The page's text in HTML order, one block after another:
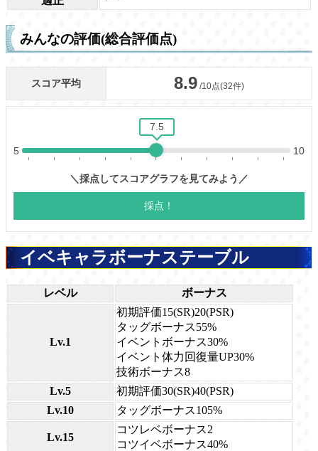
みんなの評価(総合評価点)
イベキャラボーナステーブル
レベル ボーナス
Lv.1
初期評価15(SR)20(PSR)
タッグボーナス55%
イベントボーナス30%
イベント体力回復量UP30%
技術ボーナス8
Lv.5
初期評価30(SR)40(PSR)
Lv.10
タッグボーナス105%
Lv.15
コツレベボーナス2
コツイベボーナス40%